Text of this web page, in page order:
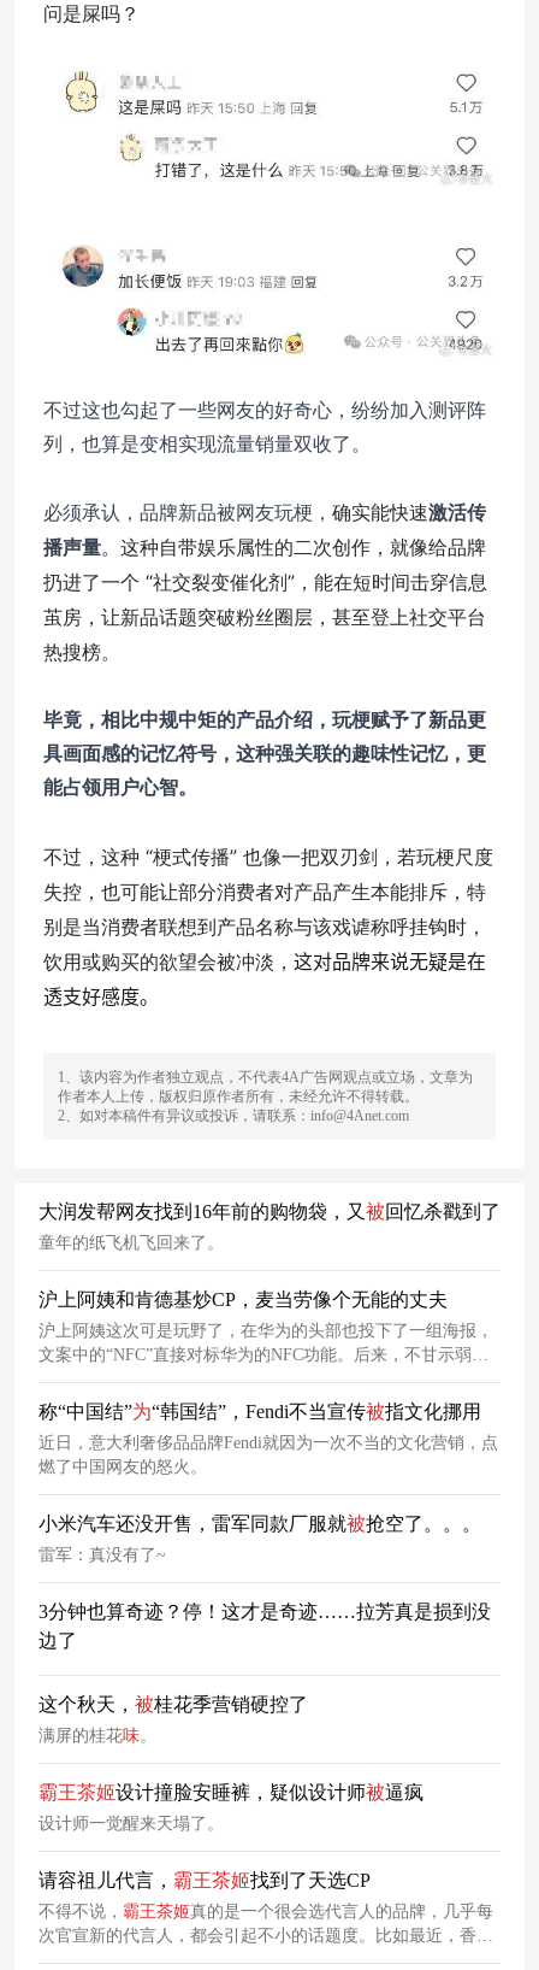
问是屎吗？
不过这也勾起了一些网友的好奇心，纷纷加入测评阵
列，也算是变相实现流量销量双收了。
必须承认，品牌新品被网友玩梗， 确实能快速激活传
播声量。这种自带娱乐属性的二次创作，就像给品牌
扔进了一个 “社交裂变催化剂”，能在短时间击穿信息
茧房，让新品话题突破粉丝圈层，甚至登上社交平台
热搜榜。
毕竟，相比中规中矩的产品介绍，玩梗赋予了新品更
具画面感的记忆符号，这种强关联的趣味性记忆，更
能占领用户心智。
不过，这种 “梗式传播” 也像一把双刃剑，若玩梗尺度
失控，也可能让部分消费者对产品产生本能排斥，特
别是当消费者联想到产品名称与该戏谑称呼挂钩时，
饮用或购买的欲望会被冲淡， 这对品牌来说无疑是在
透支好感度。
1、该内容为作者独立观点，不代表4A广告网观点或立场，文章为
作者本人上传，版权归原作者所有，未经允许不得转载。
2、如对本稿件有异议或投诉，请联系：info@4Anet.com
大润发帮网友找到16年前的购物袋，又 被回忆杀戳到了
童年的纸飞机飞回来了。
沪上阿姨和肯德基炒CP，麦当劳像个无能的丈夫
沪上阿姨这次可是玩野了，在华为的头部也投下了一组海报，
文案中的“NFC”直接对标华为的NFC功能。后来，不甘示弱的
喜茶在旁边也投放了一块的广告牌，提醒路人“喜茶就在隔
壁”，还在角落标注“无香精，无奶茶”，挑衅味十足。品牌间的
商业博弈，从行业内的“贴脸开大”到跨赛道的“蹭流互动”，早
已成为了大众津津乐道的话题。
称“中国结”为“韩国结”，Fendi不当宣传被指文化挪用
近日，意大利奢侈品品牌Fendi就因为一次不当的文化营销，点
燃了中国网友的怒火。
小米汽车还没开售，雷军同款厂服就被抢空了。。。
雷军：真没有了~
3分钟也算奇迹？停！这才是奇迹……拉芳真是损到没
边了
这个秋天， 被桂花季营销硬控了
满屏的桂花味。
霸王茶姬设计撞脸安睡裤，疑似设计师被逼疯
设计师一觉醒来天塌了。
请容祖儿代言， 霸王茶姬找到了天选CP
不得不说， 霸王茶姬真的是一个很会选代言人的品牌，几乎每
次官宣新的代言人，都会引起不小的话题度。比如最近，香港
霸王茶姬官宣容祖儿为品牌挚友，就再次引发网友讨论。